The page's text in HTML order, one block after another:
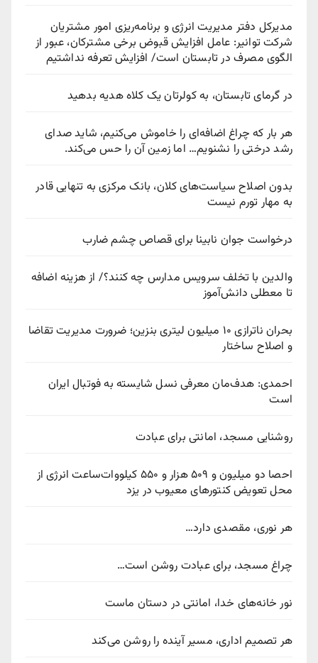
مدیرکل دفتر مدیریت انرژی و برنامه‌ریزی امور مشتریان
شرکت توانیر: عامل افزایش قبوض برخی مشترکان، عبور از
الگوی مصرف در تابستان است/ افزایش تعرفه نداشتیم
در گرمای تابستان، به کولرتان یک کلاه هدیه بدهید
هر بار که چراغ اضافه‌ای را خاموش می‌کنیم، شاید صدای
رشد درختی را نشنویم… اما زمین آن را حس می‌کند.
بدون اصلاح سیاست‌های کلان، بانک مرکزی به تنهایی قادر
به مهار تورم نیست
درخواست جوان نابینا برای قصاص چشم ضارب
والدین با تخلف سرویس مدارس چه کنند؟/ از هزینه اضافه
تا معطلی دانش‌آموز
بحران ناترازی ۱۰ میلیون لیتری بنزین؛ ضرورت مدیریت تقاضا
و اصلاح ساختار
احمدی: هدف‌مان معرفی نسل شایسته به فوتبال ایران
است
روشنایی مسجد، امانتی برای عبادت
احصا دو میلیون و ۵۰۹ هزار و ۵۵۰ کیلووات‌ساعت انرژی از
محل تعویض کنتورهای معیوب در یزد
هر نوری، مقصدی دارد…
چراغ مسجد، برای عبادت روشن است…
نور خانه‌های خدا، امانتی در دستان ماست
هر تصمیم اداری، مسیر آینده را روشن می‌کند